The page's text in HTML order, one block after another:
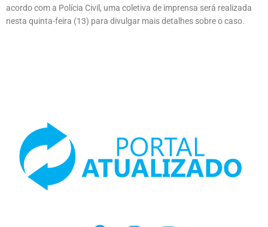
acordo com a Polícia Civil, uma coletiva de imprensa será realizada
nesta quinta-feira (13) para divulgar mais detalhes sobre o caso.